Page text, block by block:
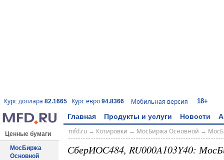
Курс доллара 82.1665 Курс евро 94.8366 Мобильная версия 18+
Главная Продукты и услуги Новости
Ценные бумаги
МосБиржа
Основной
mfd.ru→ Котировки → МосБиржа Основной →
СберИОС484, RU000A103Y40: